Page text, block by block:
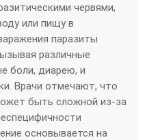
червями,
или пищу в
паразиты
различные
боли, диарею, и
Врачи отмечают, что
быть сложной из-за
основывается на